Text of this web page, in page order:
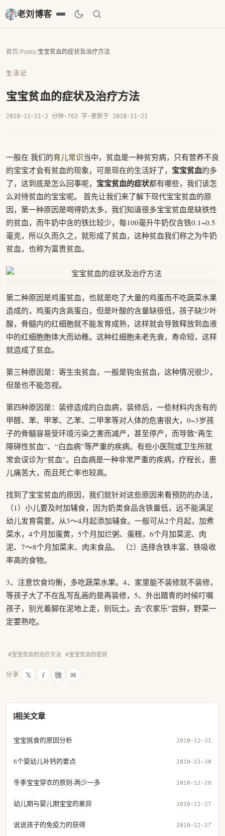
老刘博客
首页/Posts/宝宝贫血的症状及治疗方法
生活记
宝宝贫血的症状及治疗方法
2010-11-21· 2 分钟· 762 字 · 更新于 2010-11-21
一般在 我们的育儿常识当中，贫血是一种贫穷病，只有营养不良
的宝宝才会有贫血的现象，可是现在的生活好了， 宝宝贫血的多
了，这到底是怎么回事呢， 宝宝贫血的症状都有哪些，我们该怎
么对待贫血的宝宝呢。 首先让我们来了解下现代宝宝贫血的原
因，第一种原因是喝得奶太多，我们知道很多宝宝贫血是缺铁性
的贫血，而牛奶中含的铁比较少，每100毫升牛奶仅含铁0.1~0.5
毫克，所以久而久之，就形成了贫血，这种贫血我们称之为牛奶
贫血，也称为富贵贫血。
第二种原因是鸡蛋贫血，也就是吃了大量的鸡蛋而不吃蔬菜水果
造成的，鸡蛋内含高蛋白，但是叶酸的含量缺很低，孩子缺少叶
酸，骨髓内的红细胞就不能发育成熟，这样就会导致释放到血液
中的红细胞胞体大而幼稚。这种红细胞未老先衰，寿命短，这样
就造成了贫血。
第三种原因是：寄生虫贫血，一般是钩虫贫血，这种情况很少，
但是也不能忽视。
第四种原因是：装修造成的白血病，装修后，一些材料内含有的
甲醛、苯、甲苯、乙苯、二甲苯等对人体的危害很大，0~3岁孩
子的骨髓容易受环境污染之害而减产，甚至停产，而导致“再生
障碍性贫血”、“白血病”等严重的疾病。有些小医院或卫生所就
常会误诊为“贫血”。白血病是一种非常严重的疾病，疗程长，患
儿痛苦大，而且死亡率也较高。
找到了宝宝贫血的原因，我们就针对这些原因来看预防的办法，
（1）小儿要及时加辅食，因为奶类食品含铁量低，远不能满足
幼儿发育需要。从3～4月起添加辅食。一般可从2个月起，加煮
菜水，4个月加蛋黄，5个月加烂粥、蛋糕，6个月加菜泥、肉
泥、7～8个月加菜末、肉末食品。 （2）选择含铁丰富、铁吸收
率高的食物。
3、注意饮食均衡，多吃蔬菜水果。4、家里能不装修就不装修，
等孩子大了不在乱写乱画的是再装修，5、外出踏青的时候叮嘱
孩子，别光着脚在泥地上走，别玩土。去“农家乐”尝鲜，野菜一
定要熟吃。
#宝宝贫血的治疗方法 #宝宝贫血的症状
分享 𝕏 f 微 ✉
相关文章
宝宝挑食的原因分析 2010-12-31
6个婴幼儿补钙的要点 2010-12-30
冬季宝宝穿衣的原则-两少一多 2010-12-28
幼儿期与婴儿期宝宝的差异 2010-12-27
说说孩子的免疫力的获得 2010-12-27